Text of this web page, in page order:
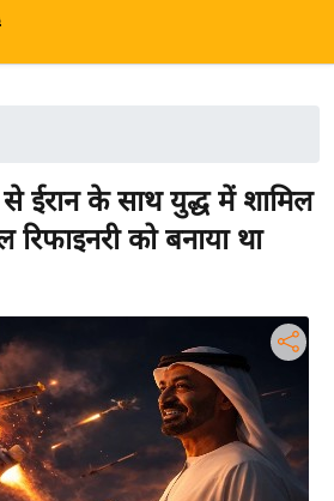
ईरान के साथ युद्ध में शामिल
को बनाया था